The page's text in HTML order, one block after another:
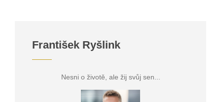
František Ryšlink
Nesni o životě, ale žij svůj sen...